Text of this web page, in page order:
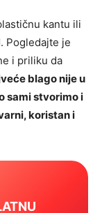
kantu ili
Pogledajte je
i priliku da
blago nije u
sami stvorimo i
koristan i